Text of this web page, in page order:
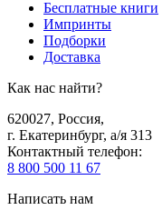
Бесплатные книги
Импринты
Подборки
Доставка
Как нас найти?
620027, Россия,
г. Екатеринбург, а/я 313
Контактный телефон:
8 800 500 11 67
Написать нам